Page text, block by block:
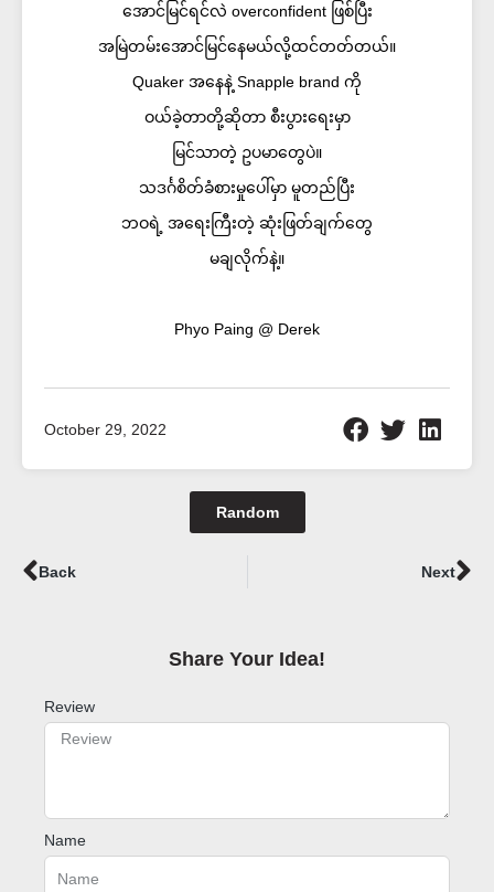
အောင်မြင်ရင်လဲ overconfident ဖြစ်ပြီး
အမြဲတမ်းအောင်မြင်နေမယ်လို့ထင်တတ်တယ်။
Quaker အနေနဲ့ Snapple brand ကို
ဝယ်ခဲ့တာတို့ဆိုတာ စီးပွားရေးမှာ
မြင်သာတဲ့ ဥပမာတွေပဲ။
သဒင်္ဂစိတ်ခံစားမှုပေါ်မှာ မူတည်ပြီး
ဘဝရဲ့ အရေးကြီးတဲ့ ဆုံးဖြတ်ချက်တွေ
မချလိုက်နဲ့။
Phyo Paing @ Derek
October 29, 2022
Random
Prev
Back Next
Share Your Idea!​
Review
Name